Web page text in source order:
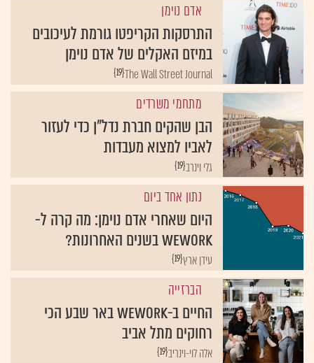
אדם נוימן
התרסקות הקריפטו גורמת לעיכובים
במיזם האקלים של אדם נוימן
{19}The Wall Street Journal
מתחמי משרדים
הבן שהקים חברת נדל"ן כדי לעזור
לאביו למצוא מעבדות
{19}גלי וינרב
נתון אחד ביום
היום שאחרי אדם נוימן: מה קרה ל-
WeWork בשנים האחרונות?
{19}עידן ארץ
הברזייה
החיים ב-WeWork באר שבע הכי
רחוקים מתל אביב
{19}אלה לוי-וינריב